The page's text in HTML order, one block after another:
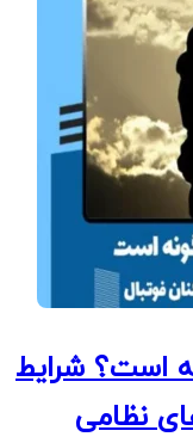
است؟ شرایط
نظامی